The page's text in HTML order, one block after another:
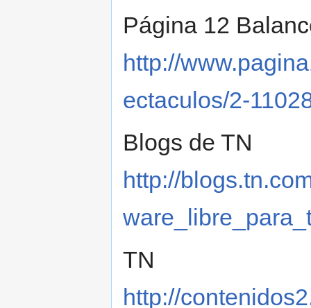
Página 12
http://
ectaculos/2-
Blogs de TN
http://
TN
http://